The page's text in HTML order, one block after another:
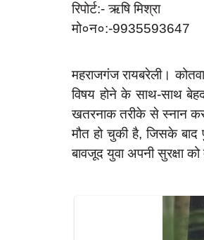
रिपोर्ट:- ऋषि मिश्रा
मो०न०:-9935593647
महराजगंज रायबरेली।
विषय होने के साथ-साथ
खतरनाक तरीके से स्नान
मौत हो चुकी है, जिसके
बावजूद युवा अपनी सुरक्षा